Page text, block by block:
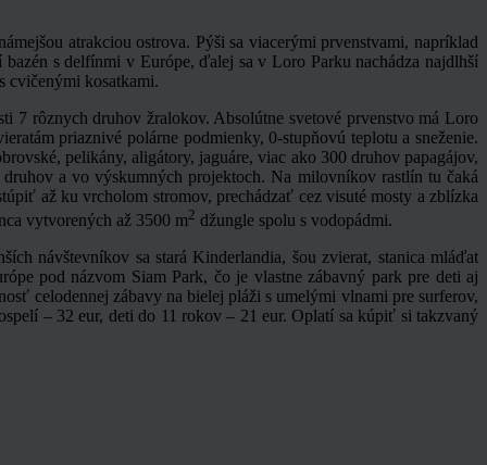
atrakciou ostrova. Pýši sa viacerými prvenstvami, napríklad
s delfínmi v Európe, ďalej sa v Loro Parku nachádza najdlhší
cvičenými kosatkami.
7 rôznych druhov žralokov. Absolútne svetové prvenstvo má Loro
priaznivé polárne podmienky, 0-stupňovú teplotu a sneženie.
pelikány, aligátory, jaguáre, viac ako 300 druhov papagájov,
a vo výskumných projektoch. Na milovníkov rastlín tu čaká
až ku vrcholom stromov, prechádzať cez visuté mosty a zblízka
vytvorených až 3500 m2 džungle spolu s vodopádmi.
návštevníkov sa stará Kinderlandia, šou zvierat, stanica mláďat
pod názvom Siam Park, čo je vlastne zábavný park pre deti aj
celodennej zábavy na bielej pláži s umelými vlnami pre surferov,
– 32 eur, deti do 11 rokov – 21 eur. Oplatí sa kúpiť si takzvaný